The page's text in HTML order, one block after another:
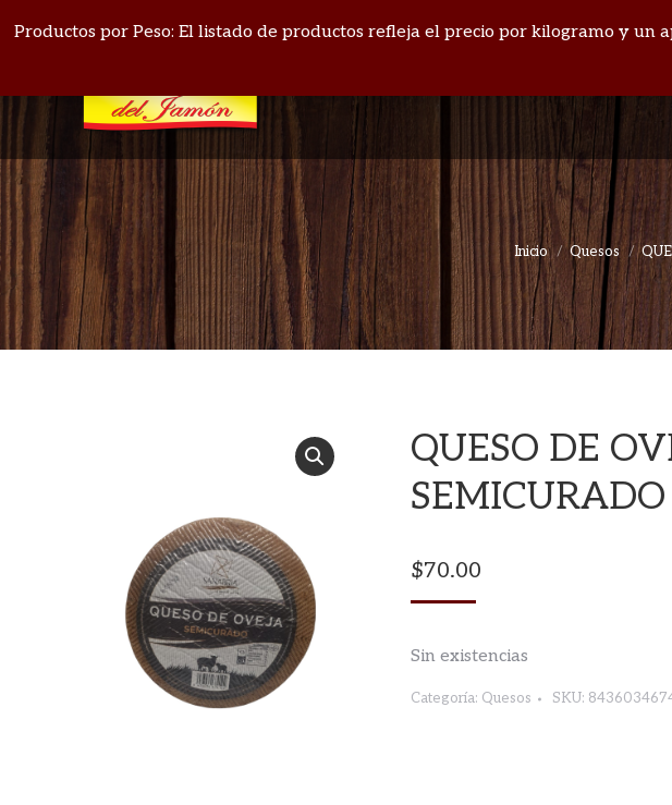
Productos por Peso: El listado de productos refleja el precio por kilogramo y
Inicio Quesos
QUESO DE
$70.00
Sin existencias
Categoría: Quesos SKU: